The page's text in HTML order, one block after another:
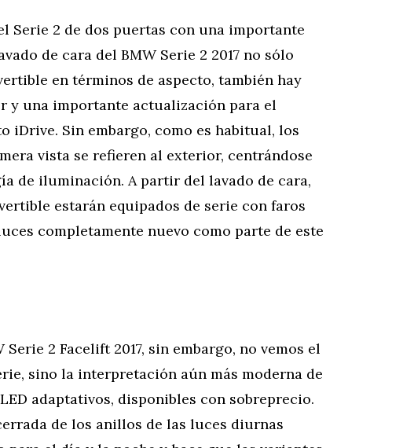
Serie 2 de dos puertas con una importante
de cara del BMW Serie 2 2017 no sólo
en términos de aspecto, también hay
y una importante actualización para el
iDrive. Sin embargo, como es habitual, los
vista se refieren al exterior, centrándose
de iluminación. A partir del lavado de cara,
estarán equipados de serie con faros
completamente nuevo como parte de este
2 Facelift 2017, sin embargo, no vemos el
sino la interpretación aún más moderna de
adaptativos, disponibles con sobreprecio.
de los anillos de las luces diurnas